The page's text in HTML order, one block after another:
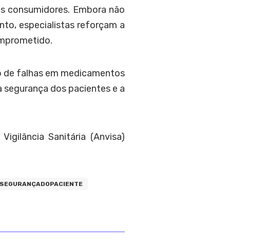
consumidores. Embora não
especialistas reforçam a
de falhas em medicamentos
dos pacientes e a
Sanitária (Anvisa)